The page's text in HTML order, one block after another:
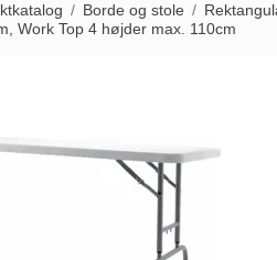
/ Borde og stole /
Work Top 4 højder max. 110cm